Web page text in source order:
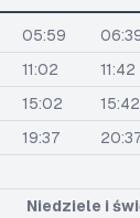
05:59
11:02 11:42
15:02 15:42
19:37
Niedziele i